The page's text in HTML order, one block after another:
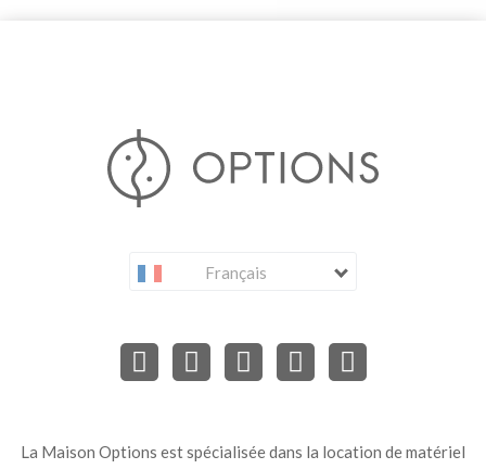
Français
La Maison Options est spécialisée dans la location de matériel